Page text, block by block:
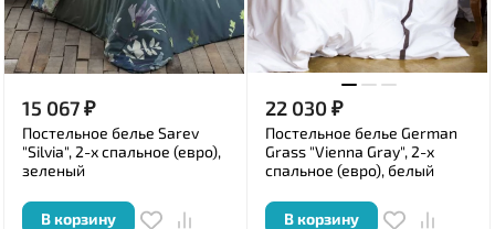
15 067₽
Постельное белье Sarev
"Silvia", 2-х спальное (евро),
зеленый
В корзину
22 030₽
Постельное белье German
Grass "Vienna Gray", 2-х
спальное (евро), белый
В корзину